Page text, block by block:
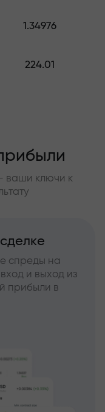
1.34976
224.01
ваши ключи к
спреды на
и выход из
прибыли в